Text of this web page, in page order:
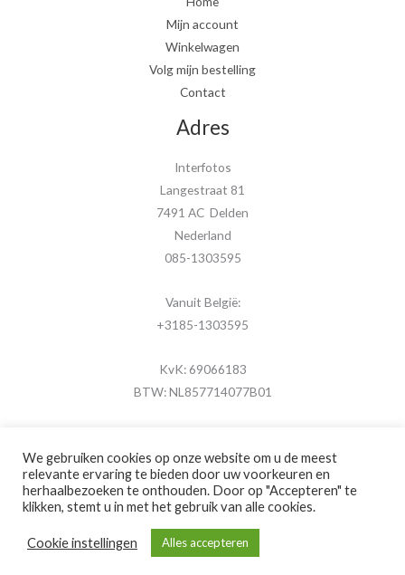
Mijn account
Winkelwagen
Volg mijn bestelling
Contact
Adres
Interfotos
Langestraat 81
7491 AC Delden
Nederland
085-1303595
Vanuit België:
+3185-1303595
KvK: 69066183
BTW: NL857714077B01
Copyright © 2026 MijnFotolijstje.nl
Powered by Brouwer Digitaal
We gebruiken cookies op onze website om u de meest
relevante ervaring te bieden door uw voorkeuren en
herhaalbezoeken te onthouden. Door op "Accepteren" te
klikken, stemt u in met het gebruik van alle cookies.
Cookie instellingen Alles accepteren